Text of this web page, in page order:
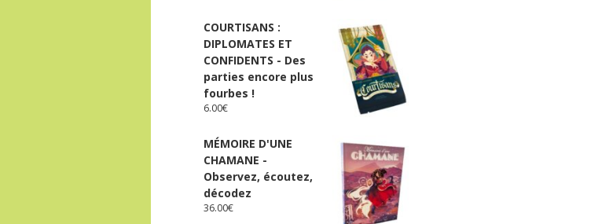
COURTISANS :
DIPLOMATES ET
CONFIDENTS - Des
parties encore plus
fourbes !
6.00€
MÉMOIRE D'UNE
CHAMANE -
Observez, écoutez,
décodez
36.00€